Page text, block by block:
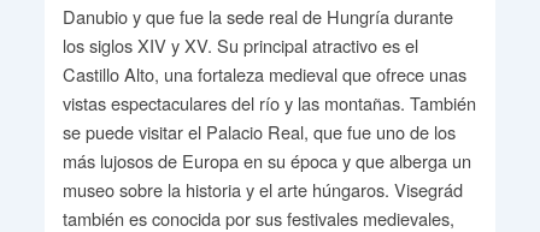
Danubio y que fue la sede real de Hungría durante
los siglos XIV y XV. Su principal atractivo es el
Castillo Alto, una fortaleza medieval que ofrece unas
vistas espectaculares del río y las montañas. También
se puede visitar el Palacio Real, que fue uno de los
más lujosos de Europa en su época y que alberga un
museo sobre la historia y el arte húngaros. Visegrád
también es conocida por sus festivales medievales,